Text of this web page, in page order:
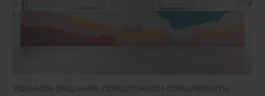
Удачное решение предложили специалисты